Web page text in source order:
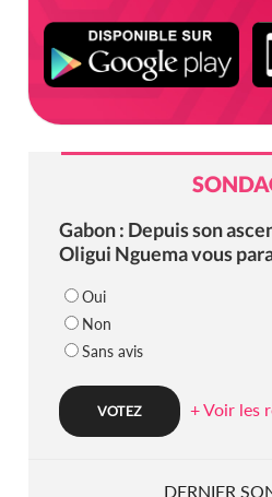
Gabon : Depuis son
Oligui Nguema vous
Oui
Non
Sans avis
+ Voir les
DERNIER